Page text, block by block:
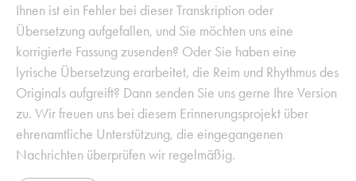
Ihnen ist ein Fehler bei dieser Transkription oder
Übersetzung aufgefallen, und Sie möchten uns eine
korrigierte Fassung zusenden? Oder Sie haben eine
lyrische Übersetzung erarbeitet, die Reim und Rhythmus des
Originals aufgreift? Dann senden Sie uns gerne Ihre Version
zu. Wir freuen uns bei diesem Erinnerungsprojekt über
ehrenamtliche Unterstützung, die eingegangenen
Nachrichten überprüfen wir regelmäßig.